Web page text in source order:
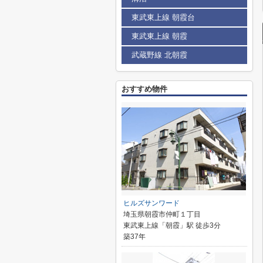
東武東上線 朝霞台
東武東上線 朝霞
武蔵野線 北朝霞
おすすめ物件
ヒルズサンワード
埼玉県朝霞市仲町１丁目
東武東上線「朝霞」駅 徒歩3分
築37年